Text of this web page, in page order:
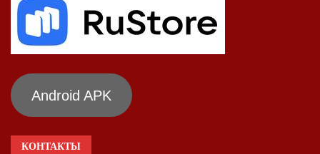
Android APK
КОНТАКТЫ